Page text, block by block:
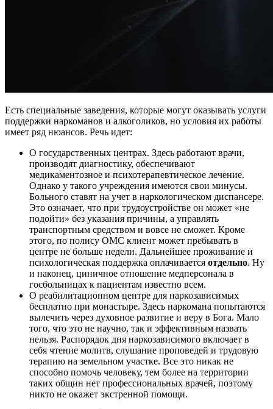
Есть специальные заведения, которые могут оказывать услуги
поддержки наркоманов и алкоголиков, но условия их работы
имеет ряд нюансов. Речь идет:
О государственных центрах. Здесь работают врачи,
производят диагностику, обеспечивают
медикаментозное и психотерапевтическое лечение.
Однако у такого учреждения имеются свои минусы.
Больного ставят на учет в наркологическом диспансере.
Это означает, что при трудоустройстве он может «не
подойти» без указания причины, а управлять
транспортным средством и вовсе не сможет. Кроме
этого, по полису ОМС клиент может пребывать в
центре не больше недели. Дальнейшее проживание и
психологическая поддержка оплачивается отдельно. Ну
и наконец, циничное отношение медперсонала в
госбольницах к пациентам известно всем.
О реабилитационном центре для наркозависимых
бесплатно при монастыре. Здесь наркомана попытаются
вылечить через духовное развитие и веру в Бога. Мало
того, что это не научно, так и эффективным назвать
нельзя. Распорядок дня наркозависимого включает в
себя чтение молитв, слушание проповедей и трудовую
терапию на земельном участке. Все это никак не
способно помочь человеку, тем более на территории
таких общин нет профессиональных врачей, поэтому
никто не окажет экстренной помощи.